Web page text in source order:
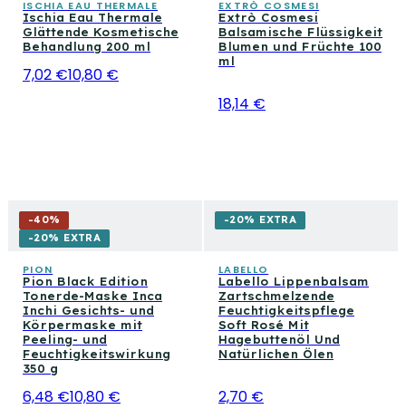
ISCHIA EAU THERMALE
Ischia Eau Thermale
Glättende Kosmetische
Behandlung 200 ml
7,02 €10,80 €
EXTRÒ COSMESI
Extrò Cosmesi
Balsamische Flüssigkeit
Blumen und Früchte 100
ml
18,14 €
-40%
-20% EXTRA
PION
Pion Black Edition
Tonerde-Maske Inca
Inchi Gesichts- und
Körpermaske mit
Peeling- und
Feuchtigkeitswirkung
350 g
6,48 €10,80 €
-20% EXTRA
LABELLO
Labello Lippenbalsam
Zartschmelzende
Feuchtigkeitspflege
Soft Rosé Mit
Hagebuttenöl Und
Natürlichen Ölen
2,70 €